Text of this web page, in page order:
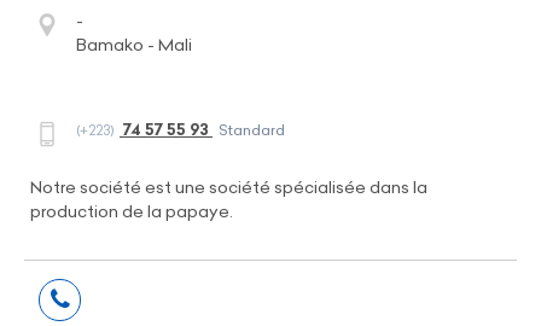
-
Bamako - Mali
(+223) 74 57 55 93 Standard
Notre société est une société spécialisée dans la
production de la papaye.